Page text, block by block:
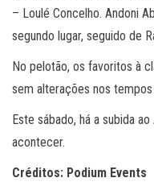
– Loulé Concelho. Andoni
segundo lugar, seguido de
No pelotão, os favoritos à
sem alterações nos tempos
Este sábado, há a subida
acontecer.
Créditos: Podium Events